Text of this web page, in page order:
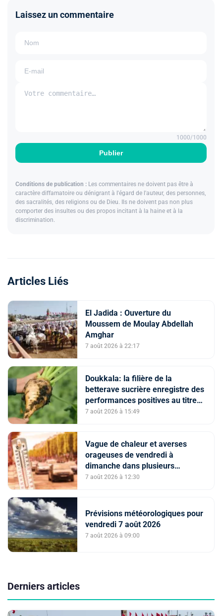
Laissez un commentaire
Publier
1000/1000
Conditions de publication : Les commentaires ne doivent pas être à
caractère diffamatoire ou dénigrant à l'égard de l'auteur, des personnes,
des sacralités, des religions ou de Dieu. Ils ne doivent pas non plus
comporter des insultes ou des propos incitant à la haine et à la
discrimination.
Articles Liés
El Jadida : Ouverture du
Moussem de Moulay Abdellah
Amghar
7 août 2026 à 22:17
Doukkala: la filière de la
betterave sucrière enregistre des
performances positives au titre
de la campagne agricole 2025-
7 août 2026 à 15:49
Vague de chaleur et averses
orageuses de vendredi à
dimanche dans plusieurs
provinces du Royaume (Bulletin
7 août 2026 à 12:30
Prévisions météorologiques pour
vendredi 7 août 2026
7 août 2026 à 09:00
Derniers articles